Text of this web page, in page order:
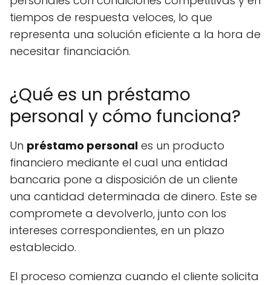
tiempos de respuesta veloces, lo que
representa una solución eficiente a la hora de
necesitar financiación.
¿Qué es un préstamo
personal y cómo funciona?
Un préstamo personal es un producto
financiero mediante el cual una entidad
bancaria pone a disposición de un cliente
una cantidad determinada de dinero. Este se
compromete a devolverlo, junto con los
intereses correspondientes, en un plazo
establecido.
El proceso comienza cuando el cliente solicita